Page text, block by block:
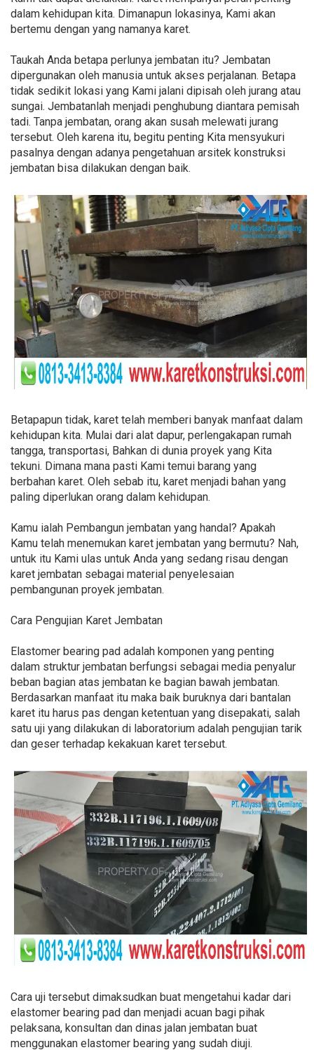
dalam kehidupan kita. Dimanapun lokasinya, Kami akan
bertemu dengan yang namanya karet.
Taukah Anda betapa perlunya jembatan itu? Jembatan
dipergunakan oleh manusia untuk akses perjalanan. Betapa
tidak sedikit lokasi yang Kami jalani dipisah oleh jurang atau
sungai. Jembatanlah menjadi penghubung diantara pemisah
tadi. Tanpa jembatan, orang akan susah melewati jurang
tersebut. Oleh karena itu, begitu penting Kita mensyukuri
pasalnya dengan adanya pengetahuan arsitek konstruksi
jembatan bisa dilakukan dengan baik.
Betapapun tidak, karet telah memberi banyak manfaat dalam
kehidupan kita. Mulai dari alat dapur, perlengakapan rumah
tangga, transportasi, Bahkan di dunia proyek yang Kita
tekuni. Dimana mana pasti Kami temui barang yang
berbahan karet. Oleh sebab itu, karet menjadi bahan yang
paling diperlukan orang dalam kehidupan.
Kamu ialah Pembangun jembatan yang handal? Apakah
Kamu telah menemukan karet jembatan yang bermutu? Nah,
untuk itu Kami ulas untuk Anda yang sedang risau dengan
karet jembatan sebagai material penyelesaian
pembangunan proyek jembatan.
Cara Pengujian Karet Jembatan
Elastomer bearing pad adalah komponen yang penting
dalam struktur jembatan berfungsi sebagai media penyalur
beban bagian atas jembatan ke bagian bawah jembatan.
Berdasarkan manfaat itu maka baik buruknya dari bantalan
karet itu harus pas dengan ketentuan yang disepakati, salah
satu uji yang dilakukan di laboratorium adalah pengujian tarik
dan geser terhadap kekakuan karet tersebut.
Cara uji tersebut dimaksudkan buat mengetahui kadar dari
elastomer bearing pad dan menjadi acuan bagi pihak
pelaksana, konsultan dan dinas jalan jembatan buat
menggunakan elastomer bearing yang sudah diuji.